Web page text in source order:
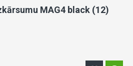
MAG4 black (12)